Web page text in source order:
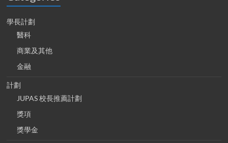
學長計劃
醫科
商業及其他
金融
計劃
JUPAS 校長推薦計劃
獎項
獎學金